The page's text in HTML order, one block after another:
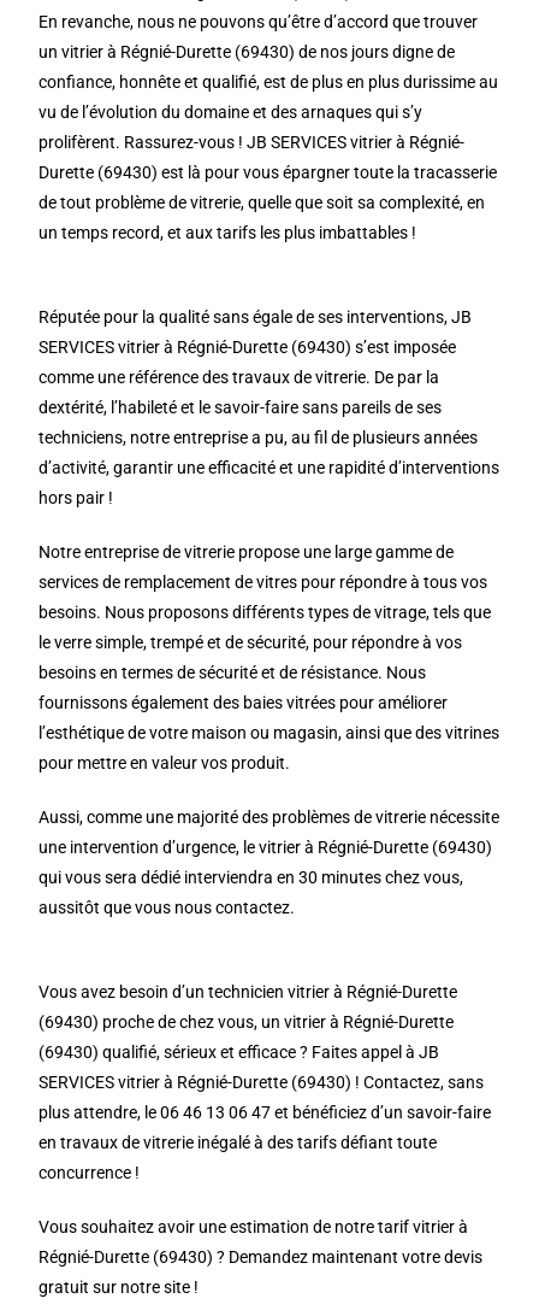
En revanche, nous ne pouvons qu’être d’accord que trouver
un vitrier à Régnié-Durette (69430) de nos jours digne de
confiance, honnête et qualifié, est de plus en plus durissime au
vu de l’évolution du domaine et des arnaques qui s’y
prolifèrent. Rassurez-vous ! JB SERVICES vitrier à Régnié-
Durette (69430) est là pour vous épargner toute la tracasserie
de tout problème de vitrerie, quelle que soit sa complexité, en
un temps record, et aux tarifs les plus imbattables !
Réputée pour la qualité sans égale de ses interventions, JB
SERVICES vitrier à Régnié-Durette (69430) s’est imposée
comme une référence des travaux de vitrerie. De par la
dextérité, l’habileté et le savoir-faire sans pareils de ses
techniciens, notre entreprise a pu, au fil de plusieurs années
d’activité, garantir une efficacité et une rapidité d’interventions
hors pair !
Notre entreprise de vitrerie propose une large gamme de
services de remplacement de vitres pour répondre à tous vos
besoins. Nous proposons différents types de vitrage, tels que
le verre simple, trempé et de sécurité, pour répondre à vos
besoins en termes de sécurité et de résistance. Nous
fournissons également des baies vitrées pour améliorer
l’esthétique de votre maison ou magasin, ainsi que des vitrines
pour mettre en valeur vos produit.
Aussi, comme une majorité des problèmes de vitrerie nécessite
une intervention d’urgence, le vitrier à Régnié-Durette (69430)
qui vous sera dédié interviendra en 30 minutes chez vous,
aussitôt que vous nous contactez.
Vous avez besoin d’un technicien vitrier à Régnié-Durette
(69430) proche de chez vous, un vitrier à Régnié-Durette
(69430) qualifié, sérieux et efficace ? Faites appel à JB
SERVICES vitrier à Régnié-Durette (69430) ! Contactez, sans
plus attendre, le 06 46 13 06 47 et bénéficiez d’un savoir-faire
en travaux de vitrerie inégalé à des tarifs défiant toute
concurrence !
Vous souhaitez avoir une estimation de notre tarif vitrier à
Régnié-Durette (69430) ? Demandez maintenant votre devis
gratuit sur notre site !